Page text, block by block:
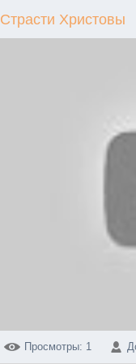
Страсти Христовы
Просмотры: 1